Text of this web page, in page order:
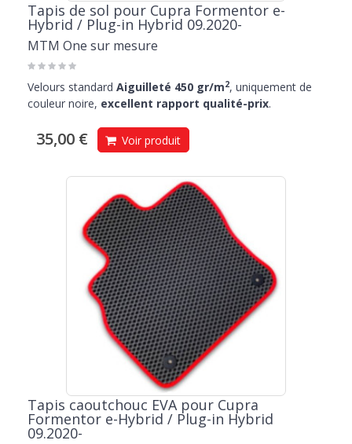
Tapis de sol pour Cupra Formentor e-
Hybrid / Plug-in Hybrid 09.2020-
MTM One sur mesure
Velours standard Aiguilleté 450 gr/m2, uniquement de
couleur noire, excellent rapport qualité-prix.
35,00 € Voir produit
Tapis caoutchouc EVA pour Cupra
Formentor e-Hybrid / Plug-in Hybrid
09.2020-